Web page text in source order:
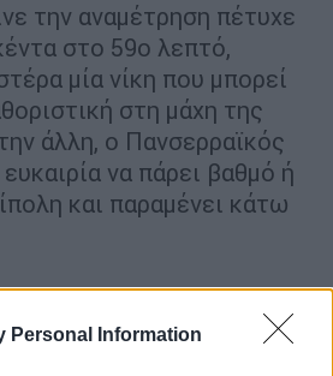
Personal Information
την αναμέτρηση πέτυχε
στο 59ο λεπτό,
μία νίκη που μπορεί
στη μάχη της
άλλη, ο Πανσερραϊκός
να πάρει βαθμό ή
και παραμένει κάτω
(Γιώργος
Σίπτσιτς,